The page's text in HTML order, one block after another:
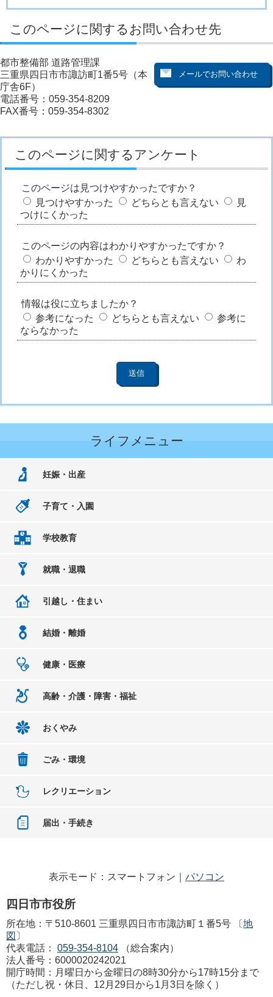
このページに関するお問い合わせ先
都市整備部 道路管理課
三重県四日市市諏訪町1番5号（本
庁舎6F）
電話番号：059-354-8209
FAX番号：059-354-8302
このページに関するアンケート
このページは見つけやすかったですか？
見つけやすかった
どちらとも言えない
見
つけにくかった
このページの内容はわかりやすかったですか？
わかりやすかった
どちらとも言えない
わ
かりにくかった
情報は役に立ちましたか？
参考になった
どちらとも言えない
参考に
ならなかった
ライフメニュー
妊娠・出産
子育て・入園
学校教育
就職・退職
引越し・住まい
結婚・離婚
健康・医療
高齢・介護・障害・福祉
おくやみ
ごみ・環境
レクリエーション
届出・手続き
表示モード：スマートフォン｜ パソコン
四日市市役所
所在地：〒510-8601 三重県四日市市諏訪町１番5号 〔地
図 〕
代表電話：
059-354-8104
（総合案内）
法人番号：6000020242021
開庁時間：月曜日から金曜日の8時30分から17時15分まで
（ただし祝・休日、12月29日から1月3日を除く）